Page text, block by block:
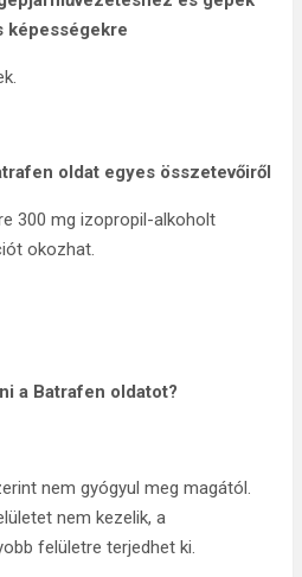
képességekre
oldat egyes összetevőiről
300 mg izopropil-alkoholt
okozhat.
a Batrafen oldatot?
nem gyógyul meg magától.
nem kezelik, a
felületre terjedhet ki.